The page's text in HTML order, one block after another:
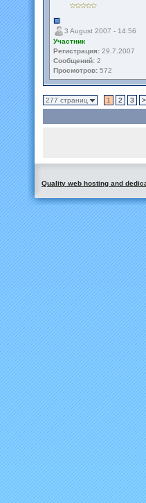
3 August 2007 - 14:56
Участник
Регистрация: 29.7.2007
Сообщений: 2
Просмотров: 572
277 страниц 1 2 3 >
Quality web hosting and